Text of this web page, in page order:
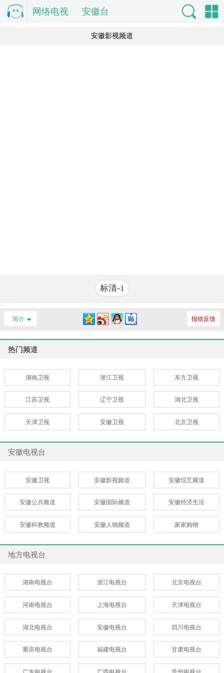
电
网络电视 安徽台
安徽影视频道
标清-1
简介 报错反馈
热门频道
湖南卫视 浙江卫视 东方卫视
江苏卫视 辽宁卫视 湖北卫视
天津卫视 安徽卫视 北京卫视
安徽电视台
安徽卫视 安徽影视频道 安徽综艺频道
安徽公共频道 安徽国际频道 安徽经济生活
安徽科教频道 安徽人物频道 家家购物
地方电视台
湖南电视台 浙江电视台 北京电视台
河南电视台 上海电视台 天津电视台
湖北电视台 安徽电视台 四川电视台
重庆电视台 福建电视台 甘肃电视台